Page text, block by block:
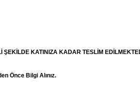
ŞEKİLDE KATINIZA KADAR TESLİM
Önce Bilgi Alınız.